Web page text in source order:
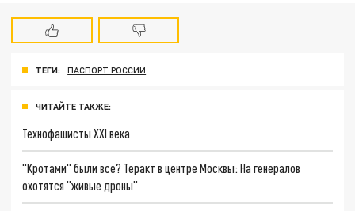
ТЕГИ: ПАСПОРТ РОССИИ
ЧИТАЙТЕ ТАКЖЕ:
Технофашисты XXI века
"Кротами" были все? Теракт в центре Москвы: На генералов
охотятся "живые дроны"